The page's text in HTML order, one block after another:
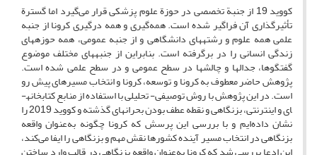
کووید 19 از جنبة تخصصی در حوزة علوم پزشکی قرار می‌گیرد اما گسترة
تأثیرگذاری آن فراگیر شده است. همه‌گیری و همه درگیری کرونا از جنبه
علمی همه علوم و رشته­های دانشگاهی و از جنبه عمومی، همه حوزه­های
زندگی انسانی را در برگرفته است. بنابراین از جنبه­های مختلف موضوع
گفتگوها، جدال­ها و چالش­ها در سطح عمومی و در سطح علمی شده است.
پژوهش حاضر معطوف به کرونا و توسعه، کرونا و انتخاب مسیرهای پیش رو
است. در این پژوهش با روش توصیفی- تحلیلی با استفاده از منابع کتابخانه­
ای و اینترنتی، بزنگاهی و نقطه عطف بودن بحران­های گذشته و کووید 2019 را
نشان داده‌ایم و با بررسی این پرسش که کرونا چگونه به‌عنوان واقعه
بزنگاهی در انتخاب مسیر آینده کشورها نقش مهم و بزنگاهی را ایفا می‌کند،